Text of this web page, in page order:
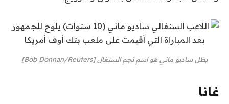
يظل ساديو ماني هو اسم نجم السنغال [Bob Donnan/Reuters]
غانا